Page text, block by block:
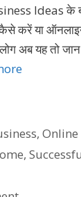
Ideas के
करें या
अब यह तो जान
,Online
,